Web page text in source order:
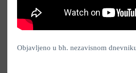
Objavljeno u bh. nezavisnom